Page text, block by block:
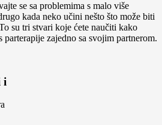
se sa problemima s malo više
kada neko učini nešto što može biti
su tri stvari koje ćete naučiti kako
zajedno sa svojim partnerom.
i